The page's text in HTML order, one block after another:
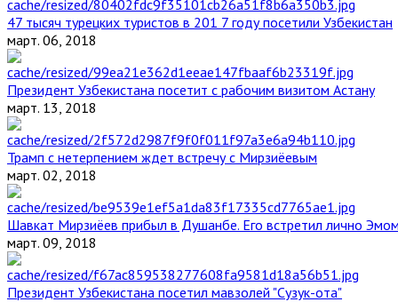
47 тысяч турецких туристов в 201 7 году посетили Узбекистан
март. 06, 2018
Президент Узбекистана посетит с рабочим визитом Астану
март. 13, 2018
Трамп с нетерпением ждет встречу с Мирзиёевым
март. 02, 2018
Шавкат Мирзиёев прибыл в Душанбе. Его встретил лично
март. 09, 2018
Президент Узбекистана посетил мавзолей "Сузук-ота"